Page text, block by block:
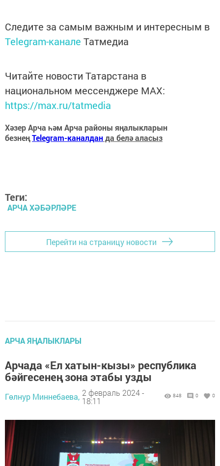
Следите за самым важным и интересным в
Telegram-канале Татмедиа
Читайте новости Татарстана в
национальном мессенджере MАХ:
https://max.ru/tatmedia
Хәзер Арча һәм Арча районы яңалыкларын
безнеңTelegram-каналданда белә аласыз
Теги:
АРЧА ХӘБӘРЛӘРЕ
Перейти на страницу новости
АРЧА ЯҢАЛЫКЛАРЫ
Арчада «Ел хатын-кызы» республика
бәйгесенең зона этабы узды
Гөлнур Миннебаева, 2 февраль 2024 -
18:11
848 0 0